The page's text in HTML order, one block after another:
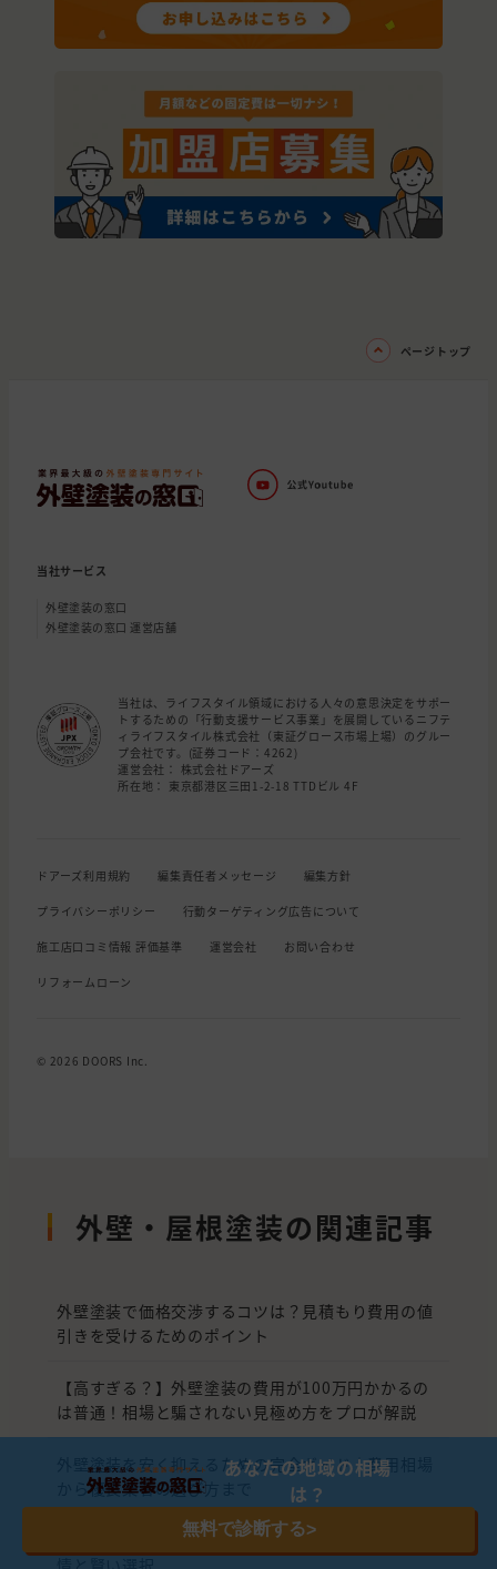
ページトップ
当社サービス
外壁塗装の窓口
外壁塗装の窓口 運営店舗
当社は、ライフスタイル領域における人々の意思決定をサポー
トするための「行動支援サービス事業」を展開しているニフテ
ィライフスタイル株式会社（東証グロース市場上場）のグルー
プ会社です。(証券コード：4262)
運営会社： 株式会社ドアーズ
所在地： 東京都港区三田1-2-18 TTDビル 4F
ドアーズ利用規約 編集責任者メッセージ 編集方針
プライバシーポリシー 行動ターゲティング広告について
施工店口コミ情報 評価基準 運営会社 お問い合わせ
リフォームローン
© 2026 DOORS Inc.
外壁・屋根塗装の関連記事
外壁塗装で価格交渉するコツは？見積もり費用の値
引きを受けるためのポイント
【高すぎる？】外壁塗装の費用が100万円かかるの
は普通！相場と騙されない見極め方をプロが解説
外壁塗装を安く抑えるための完全ガイド｜費用相場
から優良業者の選び方まで
外壁塗装はまだするな？2026年の外壁塗装 最新事
あなたの地域の相場
は？
無料で診断する>